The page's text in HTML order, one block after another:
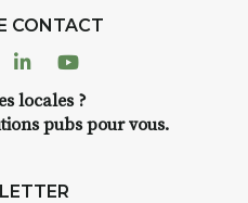
CONTACT
LinkedinYoutube
locales ?
pubs pour vous.